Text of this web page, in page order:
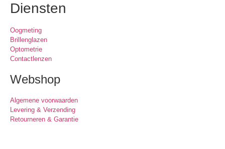
Diensten
Oogmeting
Brillenglazen
Optometrie
Contactlenzen
Webshop
Algemene voorwaarden
Levering & Verzending
Retourneren & Garantie